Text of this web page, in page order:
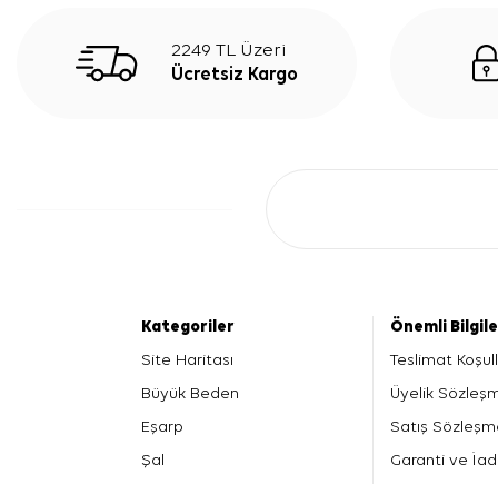
2249 TL Üzeri
Ücretsiz Kargo
Kategoriler
Site Haritası
Büyük Beden
Eşarp
Şal
Önemli
Teslimat
Üyelik
Satış
Garanti ve